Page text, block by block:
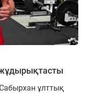
ұлттық